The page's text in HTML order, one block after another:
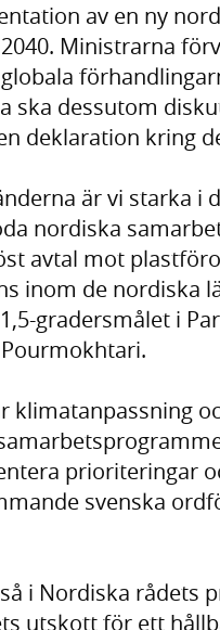
av en ny
Ministrarna
ska dessutom
deklaration kring
är vi starka i
nordiska
avtal mot
inom de nordiska
gradersmålet i
klimatanpassning
prioriteringar
svenska
i Nordiska rådets
utskott för ett